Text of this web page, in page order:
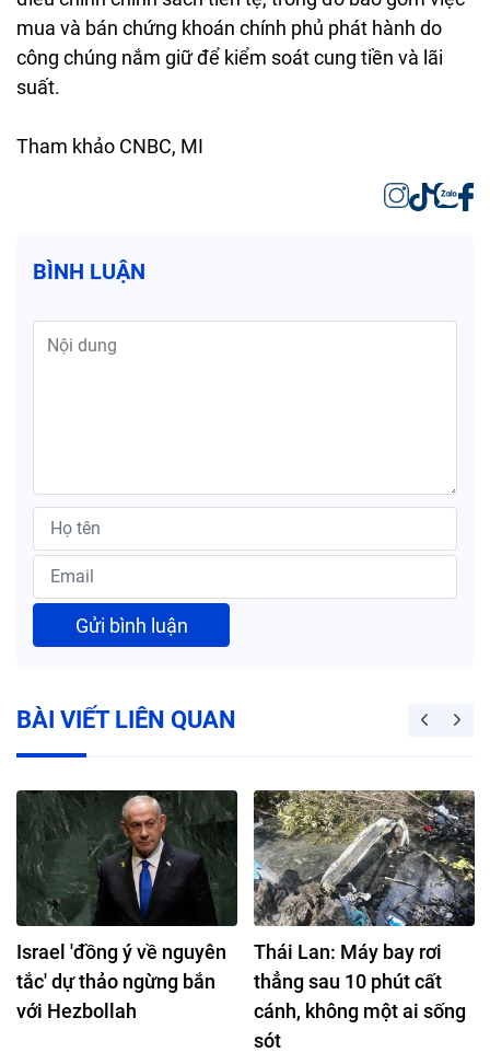
mua và bán chứng khoán chính phủ phát hành do
công chúng nắm giữ để kiểm soát cung tiền và lãi
suất.
Tham khảo CNBC, MI
BÌNH LUẬN
Gửi bình luận
BÀI VIẾT LIÊN QUAN
Israel 'đồng ý về nguyên
tắc' dự thảo ngừng bắn
với Hezbollah
Thái Lan: Máy bay rơi
thẳng sau 10 phút cất
cánh, không một ai sống
sót